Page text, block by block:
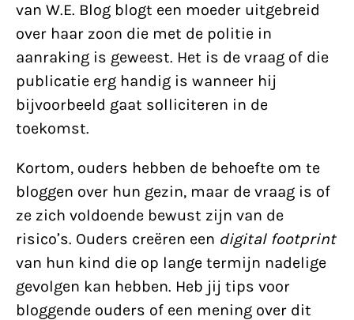
van W.E. Blog blogt een moeder uitgebreid
over haar zoon die met de politie in
aanraking is geweest. Het is de vraag of die
publicatie erg handig is wanneer hij
bijvoorbeeld gaat solliciteren in de
toekomst.
Kortom, ouders hebben de behoefte om te
bloggen over hun gezin, maar de vraag is of
ze zich voldoende bewust zijn van de
risico’s. Ouders creëren een digital footprint
van hun kind die op lange termijn nadelige
gevolgen kan hebben. Heb jij tips voor
bloggende ouders of een mening over dit